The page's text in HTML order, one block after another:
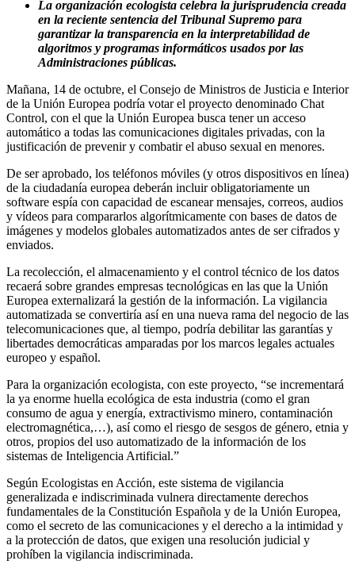
La organización ecologista celebra la jurisprudencia creada
en la reciente sentencia del Tribunal Supremo para
garantizar la transparencia en la interpretabilidad de
algoritmos y programas informáticos usados por las
Administraciones públicas.
Mañana, 14 de octubre, el Consejo de Ministros de Justicia e Interior
de la Unión Europea podría votar el proyecto denominado Chat
Control, con el que la Unión Europea busca tener un acceso
automático a todas las comunicaciones digitales privadas, con la
justificación de prevenir y combatir el abuso sexual en menores.
De ser aprobado, los teléfonos móviles (y otros dispositivos en línea)
de la ciudadanía europea deberán incluir obligatoriamente un
software espía con capacidad de escanear mensajes, correos, audios
y vídeos para compararlos algorítmicamente con bases de datos de
imágenes y modelos globales automatizados antes de ser cifrados y
enviados.
La recolección, el almacenamiento y el control técnico de los datos
recaerá sobre grandes empresas tecnológicas en las que la Unión
Europea externalizará la gestión de la información. La vigilancia
automatizada se convertiría así en una nueva rama del negocio de las
telecomunicaciones que, al tiempo, podría debilitar las garantías y
libertades democráticas amparadas por los marcos legales actuales
europeo y español.
Para la organización ecologista, con este proyecto, “se incrementará
la ya enorme huella ecológica de esta industria (como el gran
consumo de agua y energía, extractivismo minero, contaminación
electromagnética,…), así como el riesgo de sesgos de género, etnia y
otros, propios del uso automatizado de la información de los
sistemas de Inteligencia Artificial.”
Según Ecologistas en Acción, este sistema de vigilancia
generalizada e indiscriminada vulnera directamente derechos
fundamentales de la Constitución Española y de la Unión Europea,
como el secreto de las comunicaciones y el derecho a la intimidad y
a la protección de datos, que exigen una resolución judicial y
prohíben la vigilancia indiscriminada.